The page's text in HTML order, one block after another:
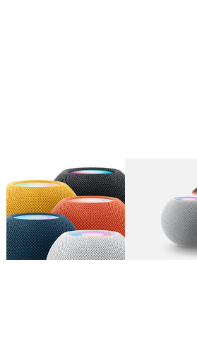
图库 图像 1